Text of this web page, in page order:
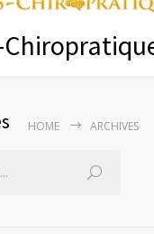
HOME ARCHIVES